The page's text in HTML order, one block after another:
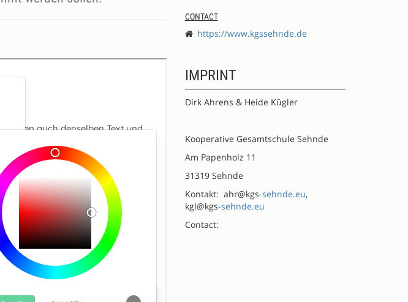
CONTACT
https://www.kgssehnde.de
IMPRINT
Dirk Ahrens & Heide Kügler
Kooperative Gesamtschule Sehnde
Am Papenholz 11
31319 Sehnde
Kontakt: ahr@kgs-sehnde.eu,
kgl@kgs-sehnde.eu
Contact: